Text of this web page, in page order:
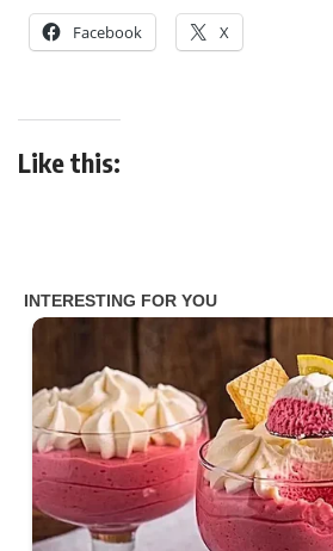
Facebook X
Like this: